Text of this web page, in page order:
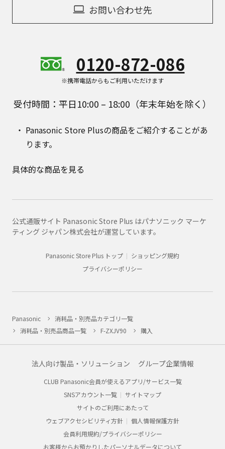
お問い合わせ先
0120-872-086
※携帯電話からもご利用いただけます
受付時間：平日10:00 – 18:00（年末年始を除く）
Panasonic Store Plusの商品をご紹介することがあ
ります。
具体的な商品を見る
公式通販サイト Panasonic Store Plus はパナソニック マーケ
ティング ジャパン株式会社が運営しています。
Panasonic Store Plus トップ
ショッピング規約
プライバシーポリシー
Panasonic
消耗品・別売品カテゴリ一覧
消耗品・別売品商品一覧
F-ZXJV90 購入
法人向け製品・ソリューション グループ企業情報
CLUB Panasonic会員が使えるアプリ/サービス一覧
SNSアカウント一覧
サイトマップ
サイトのご利用にあたって
ウェブアクセシビリティ方針
個人情報保護方針
会員利用規約/プライバシーポリシー
お客様からお預かりしたパーソナルデータについて